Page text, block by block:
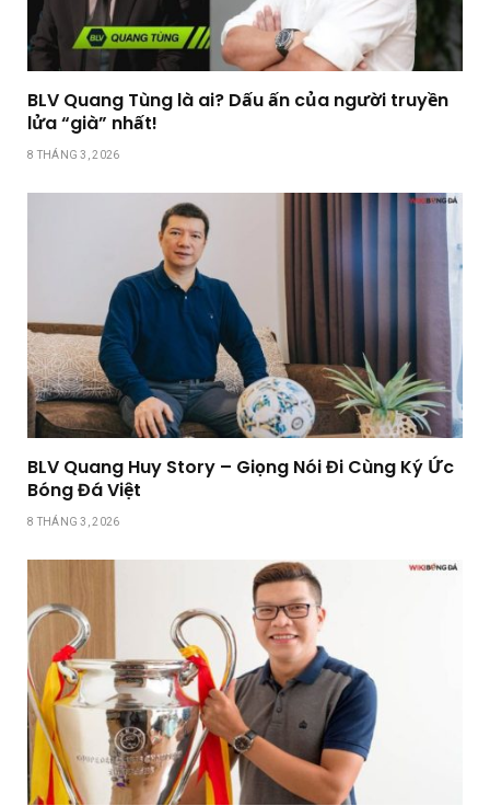
BLV Quang Tùng là ai? Dấu ấn của người truyền
lửa “già” nhất!
8 THÁNG 3, 2026
BLV Quang Huy Story – Giọng Nói Đi Cùng Ký Ức
Bóng Đá Việt
8 THÁNG 3, 2026